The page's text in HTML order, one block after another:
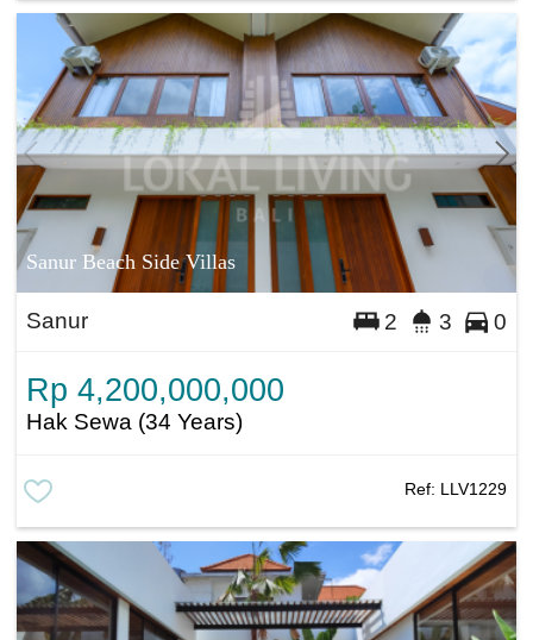
Sanur Beach Side Villas
Sanur 2 3 0
Rp 4,200,000,000
Hak Sewa (34 Years)
Ref: LLV1229